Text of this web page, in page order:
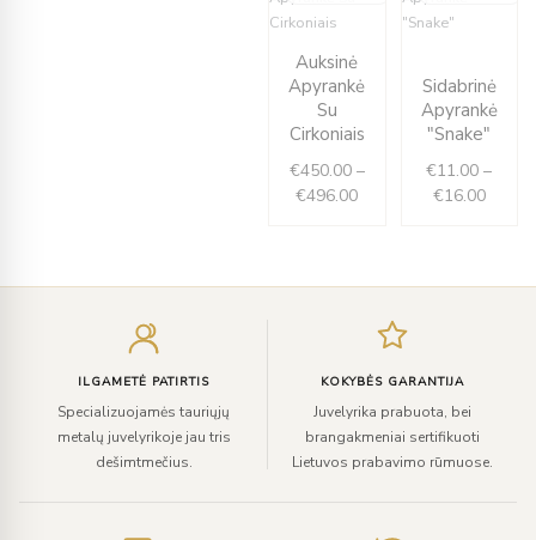
Auksinė
Apyrankė
Su
Cirkoniais
€450.00 –
€496.00
range:
€450.00
€496.00
Sidabrinė
Apyrankė
"Snake"
€11.00 –
€16.00
€11.00
ILGAMETĖ PATIRTIS
Specializuojamės tauriųjų
metalų juvelyrikoje jau tris
dešimtmečius.
KOKYBĖS GARANTIJA
Juvelyrika prabuota, bei
brangakmeniai sertifikuoti
Lietuvos prabavimo rūmuose.